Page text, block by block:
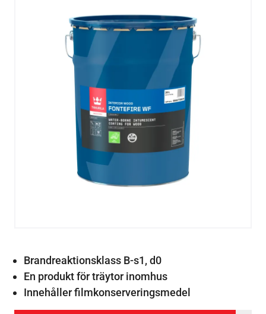
Brandreaktionsklass B-s1, d0
En produkt för träytor inomhus
Innehåller filmkonserveringsmedel